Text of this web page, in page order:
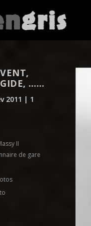
……
2011 | 1
II
de gare